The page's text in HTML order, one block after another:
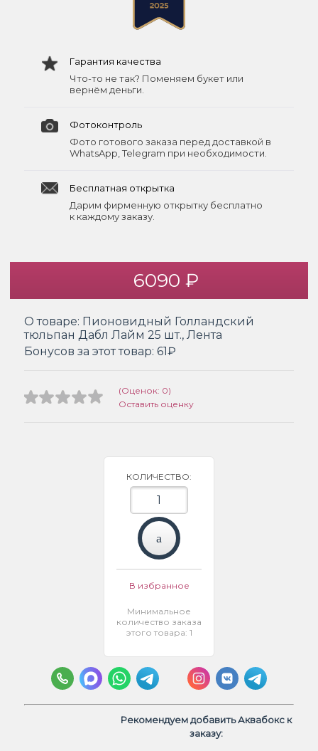
Гарантия качества
Что-то не так? Поменяем букет или
вернём деньги.
Фотоконтроль
Фото готового заказа перед доставкой в
WhatsApp, Telegram при необходимости.
Бесплатная открытка
Дарим фирменную открытку бесплатно
к каждому заказу.
6090 ₽
О товаре: Пионовидный Голландский
тюльпан Дабл Лайм 25 шт., Лента
Бонусов за этот товар: 61₽
(Оценок: 0)
Оставить оценку
КОЛИЧЕСТВО:
В избранное
Минимальное
количество заказа
этого товара: 1
Рекомендуем добавить Аквабокс к
заказу: